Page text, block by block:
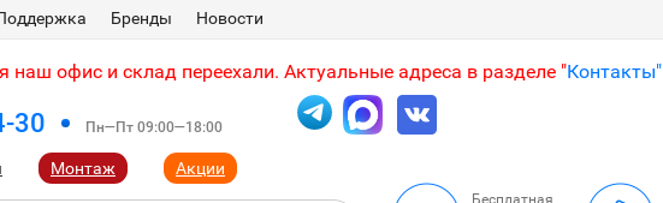
Бренды Новости
офис и склад переехали. Актуальные адреса в разделе "Контакты"
30 Пн—Пт 09:00—18:00
Монтаж Акции
Бесплатная